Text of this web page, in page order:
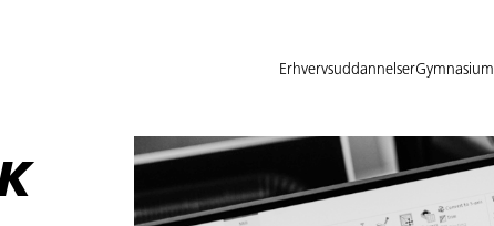
ErhvervsuddannelserGymnasium